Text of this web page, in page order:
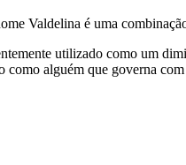
Valdelina é uma
utilizado como um
alguém que governa